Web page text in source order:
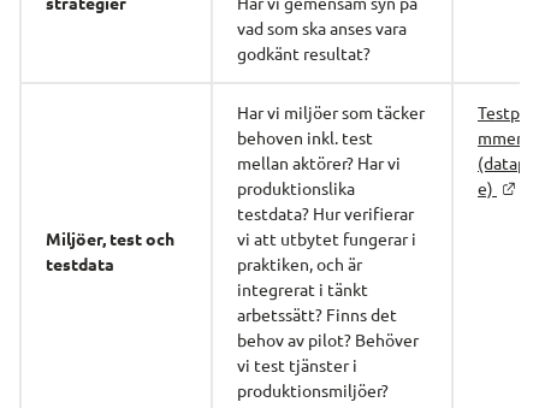
vad som ska anses vara
godkänt resultat?
Miljöer, test och
testdata
Har vi miljöer som täcker
behoven inkl. test
mellan aktörer? Har vi
produktionslika
testdata? Hur verifierar
vi att utbytet fungerar i
praktiken, och är
integrerat i tänkt
arbetssätt? Finns det
behov av pilot? Behöver
vi test tjänster i
produktionsmiljöer?
mmer
e)